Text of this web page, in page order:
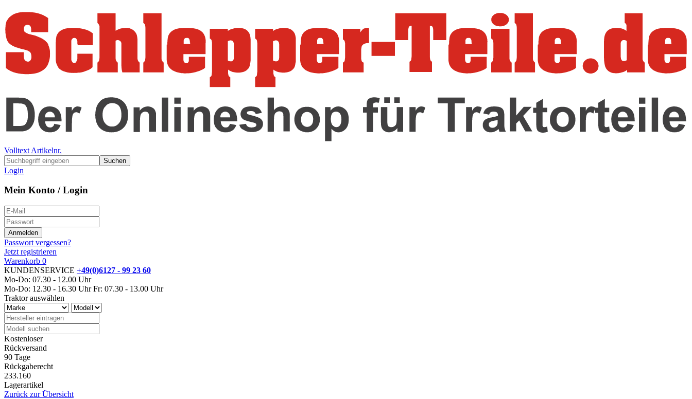
Volltext Artikelnr.
Suchen
Login
Mein Konto / Login
Passwort vergessen?
Jetzt registrieren
Warenkorb 0
KUNDENSERVICE +49(0)6127 - 99 23 60
Mo-Do: 07.30 - 12.00 Uhr
Mo-Do: 12.30 - 16.30 Uhr Fr: 07.30 - 13.00 Uhr
Traktor auswählen
Kostenloser
Rückversand
90 Tage
Rückgaberecht
233.160
Lagerartikel
Zurück zur Übersicht